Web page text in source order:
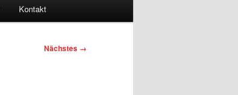
Kontakt
Nächstes →